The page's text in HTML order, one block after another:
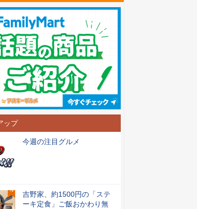
ップ
今週の注目グルメ
吉野家、約1500円の「ステ
ーキ定食」ご飯おかわり無